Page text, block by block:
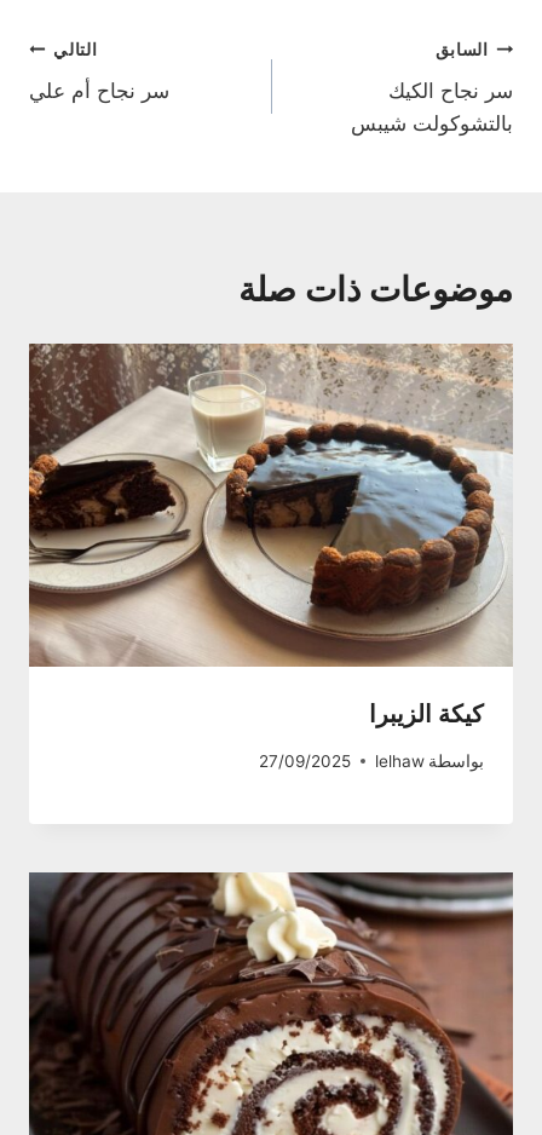
تصفّح
المقالات
السابق
سر نجاح الكيك
بالتشوكولت شيبس
التالي
سر نجاح أم علي
موضوعات ذات صلة
كيكة الزيبرا
بواسطة lelhaw
27/09/2025